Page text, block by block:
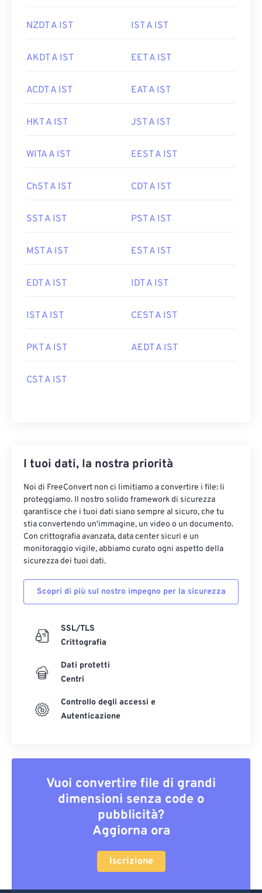
NZDT A IST IST A IST
AKDT A IST EET A IST
ACDT A IST EAT A IST
HKT A IST JST A IST
WITA A IST EEST A IST
ChST A IST CDT A IST
SST A IST PST A IST
MST A IST EST A IST
EDT A IST IDT A IST
IST A IST CEST A IST
PKT A IST AEDT A IST
CST A IST
I tuoi dati, la nostra priorità
Noi di FreeConvert non ci limitiamo a convertire i file: li
proteggiamo. Il nostro solido framework di sicurezza
garantisce che i tuoi dati siano sempre al sicuro, che tu
stia convertendo un'immagine, un video o un documento.
Con crittografia avanzata, data center sicuri e un
monitoraggio vigile, abbiamo curato ogni aspetto della
sicurezza dei tuoi dati.
Scopri di più sul nostro impegno per la sicurezza
SSL/TLS
Crittografia
Dati protetti
Centri
Controllo degli accessi e
Autenticazione
Vuoi convertire file di grandi
dimensioni senza code o
pubblicità?
Aggiorna ora
Iscrizione